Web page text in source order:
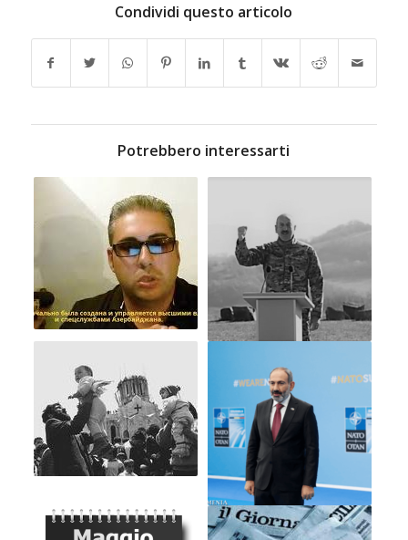
Condividi questo articolo
Potrebbero interessarti